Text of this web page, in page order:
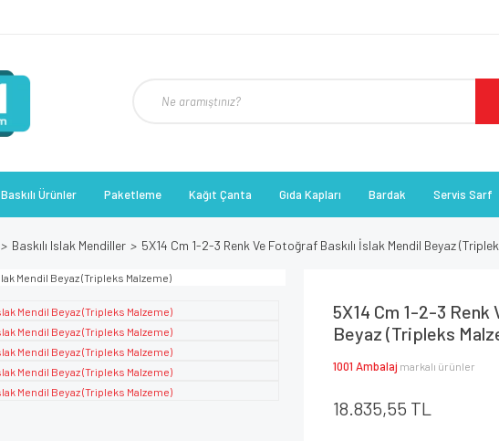
Baskılı Ürünler Paketleme Kağıt Çanta Gıda Kapları Bardak Servis Sarf
Baskılı Islak Mendiller 5X14 Cm 1-2-3 Renk Ve Fotoğraf Baskılı İslak Mendil Beyaz
5X14 Cm 1-2-3 Renk
Beyaz (Tripleks
1001 Ambalaj markalı ürünler
18.835,55 TL